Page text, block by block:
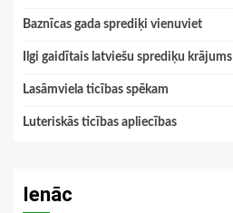
Baznīcas gada sprediķi vienuviet
Ilgi gaidītais latviešu sprediķu krājums
Lasāmviela ticības spēkam
Luteriskās ticības apliecības
Ienāc